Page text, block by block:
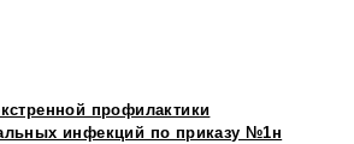
профилактики
инфекций по приказу №1н